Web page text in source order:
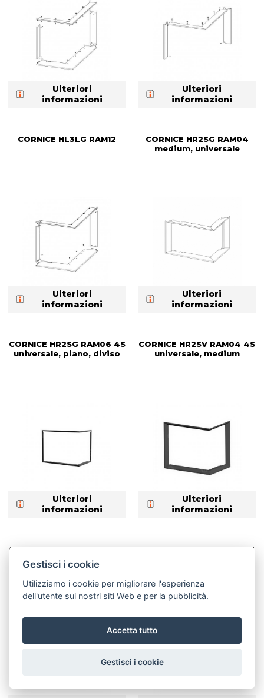
Ulteriori
informazioni
Ulteriori
informazioni
CORNICE HL3LG RAM12
Ulteriori
informazioni
CORNICE HR2SG RAM04
medium, universale
Ulteriori
informazioni
CORNICE HR2SG RAM06 4S
universale, piano, diviso
Ulteriori
informazioni
CORNICE HR2SV RAM04 4S
universale, medium
Ulteriori
informazioni
CORNICE HR2SV RAM06 4S
universale, piano
CORNICE HR2SX RAM06 4S
Gestisci i cookie
Utilizziamo i cookie per migliorare l'esperienza
dell'utente sui nostri siti Web e per la pubblicità.
Accetta tutto
Gestisci i cookie